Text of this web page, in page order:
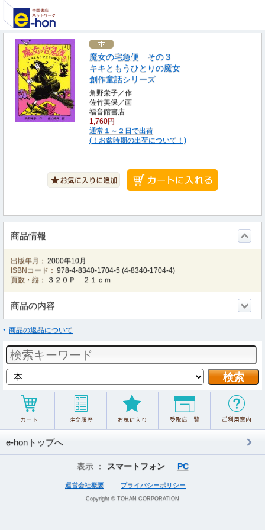
魔女の宅急便 その３
キキともうひとりの魔女
創作童話シリーズ
角野栄子／作
佐竹美保／画
福音館書店
1,760円
通常１～２日で出荷
(！お盆時期の出荷について！)
商品情報
出版年月： 2000年10月
ISBNコード： 978-4-8340-1704-5 (4-8340-1704-4)
頁数・縦：
３２０Ｐ ２１ｃｍ
商品の内容
商品の返品について
e-honトップへ
表示 ： スマートフォン PC
運営会社概要 プライバシーポリシー
Copyright © TOHAN CORPORATION